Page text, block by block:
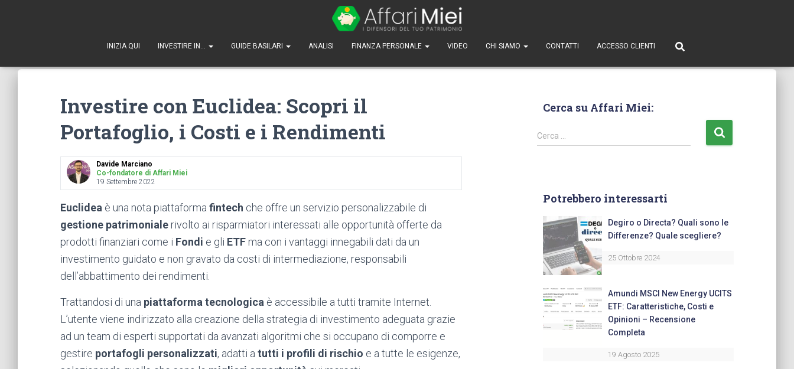
INIZIA QUI INVESTIRE IN… GUIDE BASILARI ANALISI FINANZA PERSONALE VIDEO CHI SIAMO CONTATTI ACCESSO CLIENTI
Investire con Euclidea: Scopri il
Portafoglio, i Costi e i Rendimenti
Davide Marciano
Co-fondatore di Affari Miei
19 Settembre 2022
Euclidea è una nota piattaforma fintech che offre un servizio personalizzabile di
gestione patrimoniale rivolto ai risparmiatori interessati alle opportunità offerte da
prodotti finanziari come i Fondi e gli ETF ma con i vantaggi innegabili dati da un
investimento guidato e non gravato da costi di intermediazione, responsabili
dell’abbattimento dei rendimenti.
Trattandosi di una piattaforma tecnologica è accessibile a tutti tramite Internet.
L’utente viene indirizzato alla creazione della strategia di investimento adeguata grazie
ad un team di esperti supportati da avanzati algoritmi che si occupano di comporre e
gestire portafogli personalizzati, adatti a tutti i profili di rischio e a tutte le esigenze,
Cerca su Affari Miei:
Cerca …
Potrebbero interessarti
Degiro o Directa? Quali sono le
Differenze? Quale scegliere?
25 Ottobre 2024
Amundi MSCI New Energy UCITS
ETF: Caratteristiche, Costi e
Opinioni – Recensione
Completa
19 Agosto 2025